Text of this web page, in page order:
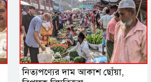
নিত্যপণ্যের দাম আকাশ ছোঁয়া,